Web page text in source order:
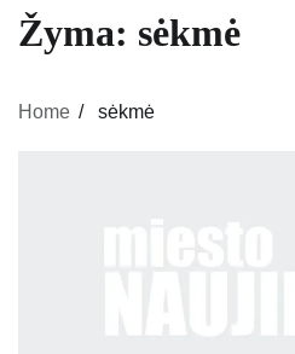
Žyma: sėkmė
Home sėkmė